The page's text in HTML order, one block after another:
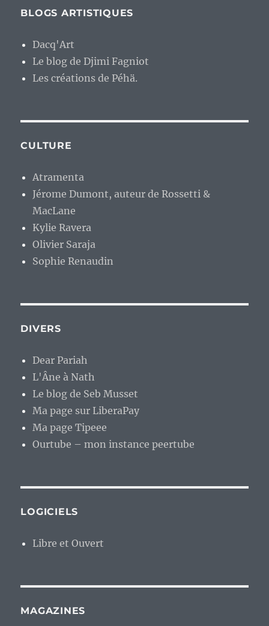
BLOGS ARTISTIQUES
Dacq'Art
Le blog de Djimi Fagniot
Les créations de Péhä.
CULTURE
Atramenta
Jérome Dumont, auteur de Rossetti &
MacLane
Kylie Ravera
Olivier Saraja
Sophie Renaudin
DIVERS
Dear Pariah
L'Âne à Nath
Le blog de Seb Musset
Ma page sur LiberaPay
Ma page Tipeee
Ourtube – mon instance peertube
LOGICIELS
Libre et Ouvert
MAGAZINES